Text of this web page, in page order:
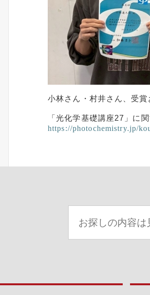
小林さん・村井さん、受賞
「光化学基礎講座27 」に
https://photochemistry.jp/